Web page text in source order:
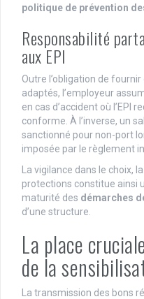
politique de prévention
Responsabilité
aux EPI
Outre l’obligation de
adaptés, l’employeur
en cas d’accident où l’EPI
conforme. À l’inverse, un
sanctionné pour non-port
imposée par le règlement
La vigilance dans le choix,
protections constitue ainsi
maturité des démarches
d’une structure.
La place
de la
La transmission des bons